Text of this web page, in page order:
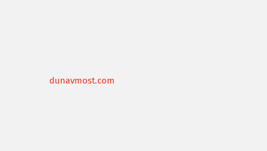
dunavmost.com